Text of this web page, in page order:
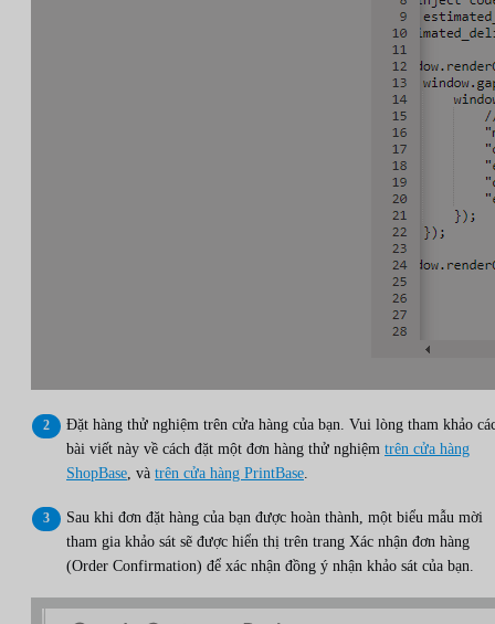
Đặt hàng thử nghiệm trên cửa hàng của bạn. Vui lòng tham khảo
bài viết này về cách đặt một đơn hàng thử nghiệm trên cửa hàng
ShopBase, và trên cửa hàng PrintBase.
Sau khi đơn đặt hàng của bạn được hoàn thành, một biểu mẫu mời
tham gia khảo sát sẽ được hiển thị trên trang Xác nhận đơn hàng
(Order Confirmation) để xác nhận đồng ý nhận khảo sát của bạn.